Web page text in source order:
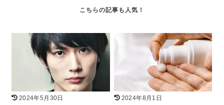
2024年5月30日
2024年8月1日